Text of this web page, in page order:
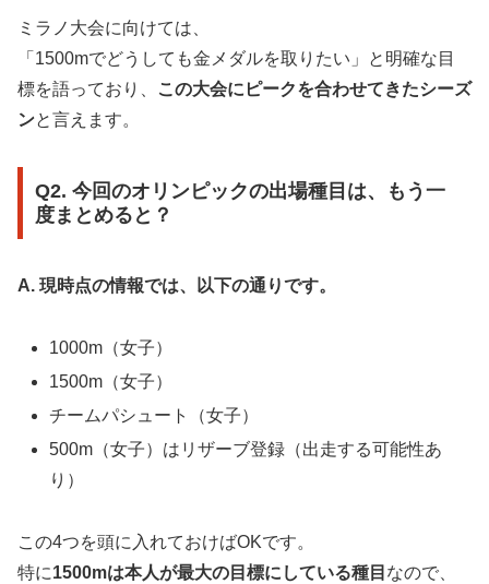
ミラノ大会に向けては、
「1500mでどうしても金メダルを取りたい」と明確な目
標を語っており、
この大会にピークを合わせてきたシーズ
ンと言えます。
Q2. 今回のオリンピックの出場種目は、もう一
度まとめると？
A. 現時点の情報では、以下の通りです。
1000m（女子）
1500m（女子）
チームパシュート（女子）
500m（女子）はリザーブ登録（出走する可能性あ
り）
この4つを頭に入れておけばOKです。
特に1500mは本人が最大の目標にしている種目 なので、